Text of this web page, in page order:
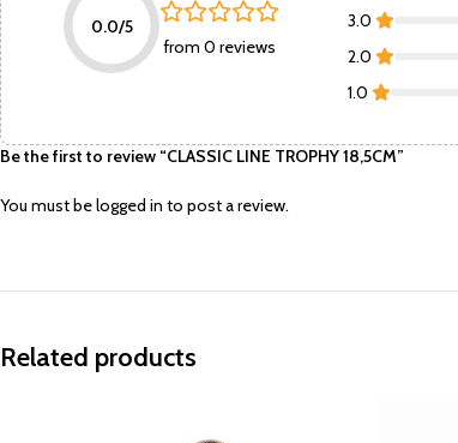
0.0/5
from 0 reviews
3.0
2.0
1.0
Be the first to review “CLASSIC LINE TROPHY 18,5CM”
You must belogged in to post a review.
Related products